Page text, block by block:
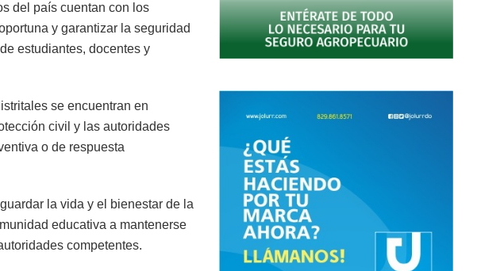
del país cuentan con los
y garantizar la seguridad
estudiantes, docentes y
se encuentran en
civil y las autoridades
o de respuesta
la vida y el bienestar de la
educativa a mantenerse
competentes.